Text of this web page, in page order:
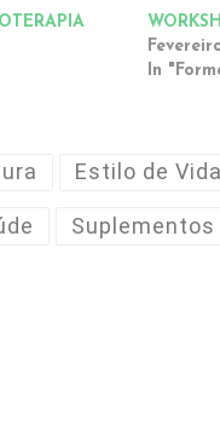
In
Estilo de
Suplementos